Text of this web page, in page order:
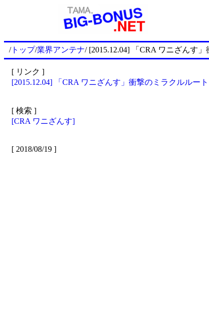
/トップ/業界アンテナ/ [2015.12.04] 「CRA ワニざんす
[ リンク ]
[2015.12.04] 「CRA ワニざんす」衝撃のミラクルルー
[ 検索 ]
[CRA ワニざんす]
[ 2018/08/19 ]